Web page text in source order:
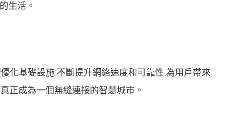
生活。
化基礎設施,不斷提升網絡速度和可靠性,為用戶帶來
正成為一個無縫連接的智慧城市。